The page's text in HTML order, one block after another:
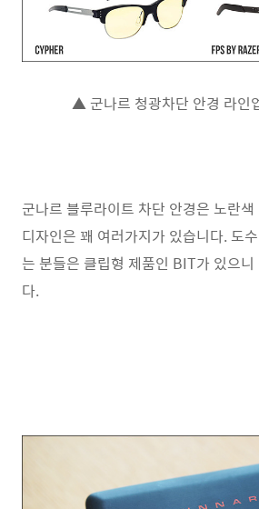
▲ 군나르 청광차단 안경 라인
군나르 블루라이트 차단 안경은 노란
디자인은 꽤 여러가지가 있습니다. 도
는 분들은 클립형 제품인 BIT가 있으
다.